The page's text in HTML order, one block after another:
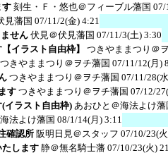
す 刻生・Ｆ・悠也＠フィーブル藩国 07/
見藩国 07/11/2(金) 4:21
せん 伏見＠伏見藩国 07/11/3(土) 3:30
イラスト自由枠】
つきやままつり＠
つきやままつり＠ヲチ藩国 07/11/12(月)
つきやままつり＠ヲチ藩国 07/11/28(
す つきやままつり＠ヲチ藩国 07/12/
イラスト自由枠) あおひと＠海法よけ藩
法よけ藩国 08/1/14(月) 3:11
確認所 阪明日見＠スタッフ 07/10/23(
します 静＠無名騎士藩 07/10/23(火)